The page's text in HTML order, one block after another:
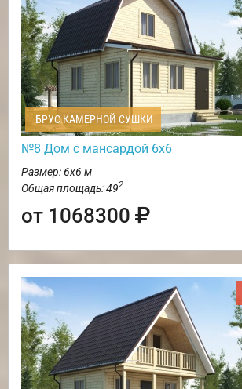
БРУС КАМЕРНОЙ СУШКИ
№8 Дом с мансардой 6х6
Размер: 6х6 м
Общая площадь: 492
от 1068300